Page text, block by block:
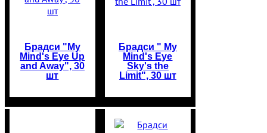
Брадси "My
Mind's Eye Up
and Away", 30
шт
Брадси " My
Mind's Eye
Sky's the
Limit", 30 шт